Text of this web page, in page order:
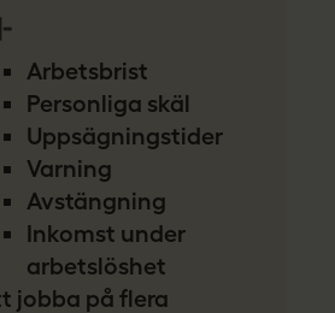
Arbetsbrist
Personliga skäl
Uppsägningstider
Varning
Avstängning
Inkomst under
arbetslöshet
jobba på flera